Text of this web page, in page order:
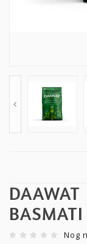
DAAWAT
BASMATI
Nog